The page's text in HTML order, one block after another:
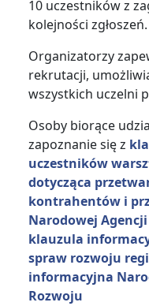
10 uczestników z
kolejności zgłoszeń.
Organizatorzy
rekrutacji,
wszystkich uczelni
Osoby biorące
zapoznanie się z
uczestników
dotycząca
kontrahentów i
Narodowej
klauzula
spraw rozwoju
informacyjna
Rozwoju